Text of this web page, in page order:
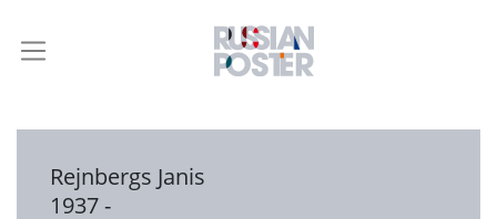
Rejnbergs Janis
1937 -